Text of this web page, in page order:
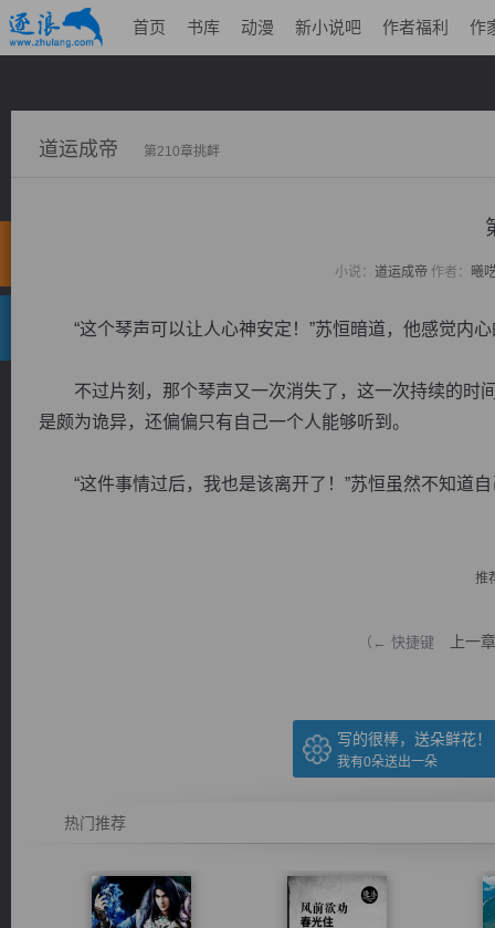
首页 书库 动漫 新小说吧 作者福利 作
道运成帝 第210章挑衅
小说： 道运成帝 作者： 曦
“这个琴声可以让人心神安定！”苏恒暗道，他感觉内心
不过片刻，那个琴声又一次消失了，这一次持续的时
是颇为诡异，还偏偏只有自己一个人能够听到。
“这件事情过后，我也是该离开了！”苏恒虽然不知道自
推
（← 快捷键 上一章
写的很棒，送朵鲜花！
我有0朵送出一朵
热门推荐